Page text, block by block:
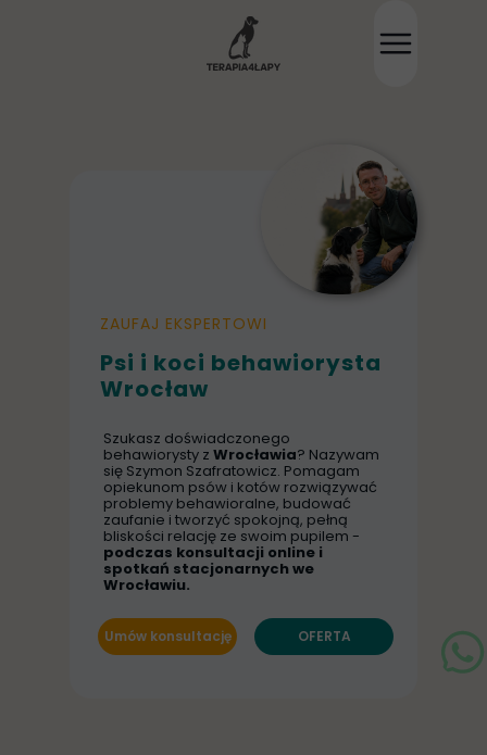
OFERTA
Umów konsultację
Szukasz doświadczonego
behawiorysty z Wrocławia? Nazywam
się Szymon Szafratowicz. Pomagam
opiekunom psów i kotów rozwiązywać
problemy behawioralne, budować
zaufanie i tworzyć spokojną, pełną
bliskości relację ze swoim pupilem -
podczas konsultacji online i
spotkań stacjonarnych we
Wrocławiu.
ZAUFAJ EKSPERTOWI
Psi i koci behawiorysta
Wrocław